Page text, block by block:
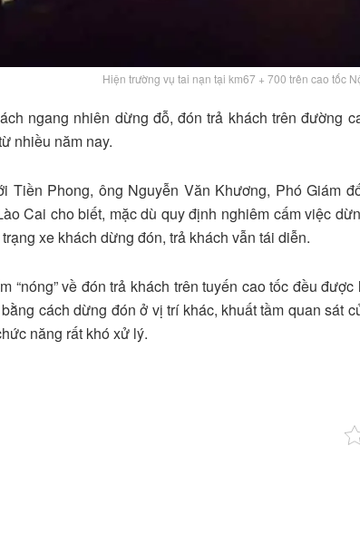
Hiện trường vụ tai nạn tại km67 + 700 trên cao tốc
ngang nhiên dừng đỗ, đón trả khách trên đường
nhiều năm nay.
Tiền Phong, ông Nguyễn Văn Khương, Phó Giám
Cai cho biết, mặc dù quy định nghiêm cấm việc
xe khách dừng đón, trả khách vẫn tái diễn.
“nóng” về đón trả khách trên tuyến cao tốc đều
cách dừng đón ở vị trí khác, khuất tầm quan sát
năng rất khó xử lý.